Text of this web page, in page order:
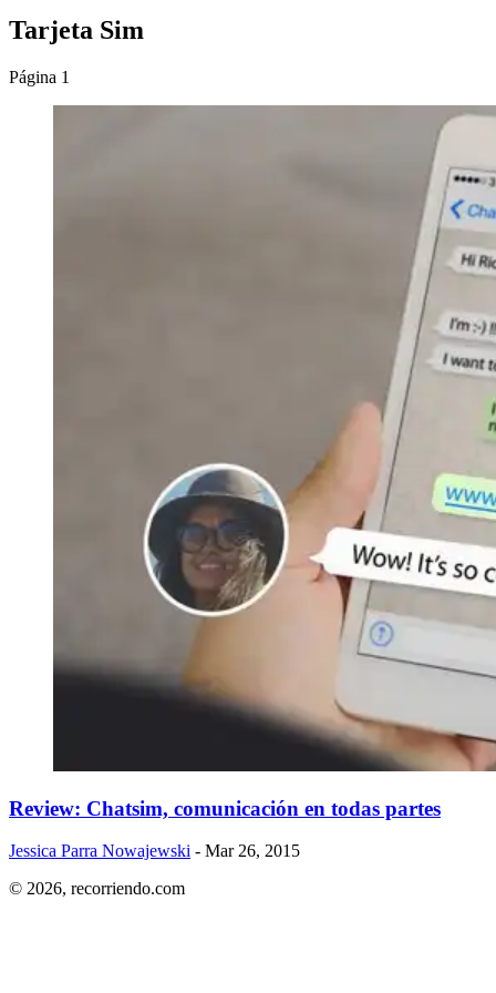
Tarjeta Sim
Página 1
Review: Chatsim, comunicación en todas partes
Jessica Parra Nowajewski - Mar 26, 2015
© 2026, recorriendo.com